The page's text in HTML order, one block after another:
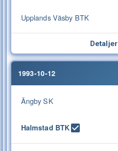
Upplands Väsby BTK
Detaljer
1993-10-12
Ängby SK
Halmstad BTK